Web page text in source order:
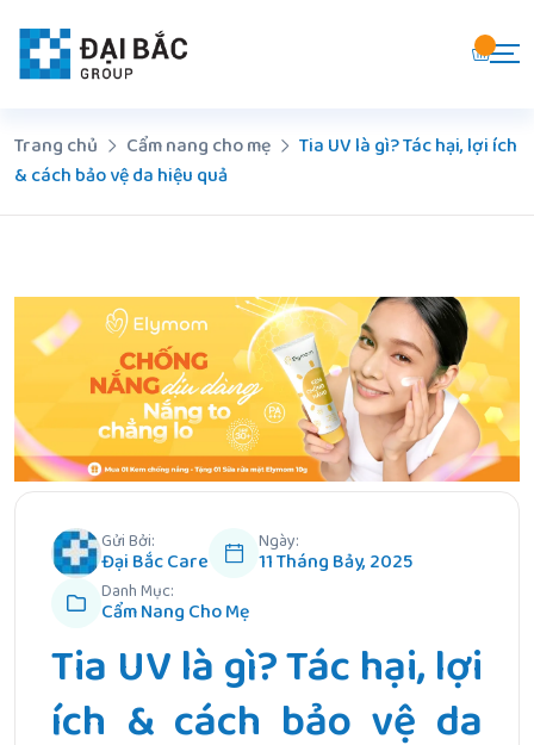
đến
nội
Trang chủ
Cẩm nang cho mẹ
Tia UV là gì? Tác hại, lợi ích
& cách bảo vệ da hiệu quả
Gửi Bởi:
Đại Bắc Care
Ngày:
11 Tháng Bảy, 2025
Danh Mục:
Cẩm Nang Cho Mẹ
Tia UV là gì? Tác hại, lợi
ích & cách bảo vệ da